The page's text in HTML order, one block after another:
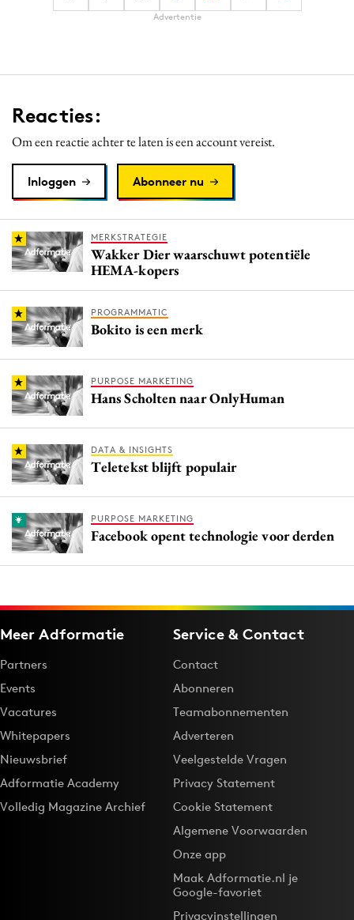
Advertentie
Reacties:
Om een reactie achter te laten is een account vereist.
Inloggen Abonneer nu
MERKSTRATEGIE
Wakker Dier waarschuwt potentiële
HEMA-kopers
PROGRAMMATIC
Bokito is een merk
PURPOSE MARKETING
Hans Scholten naar OnlyHuman
DATA & INSIGHTS
Teletekst blijft populair
PURPOSE MARKETING
Facebook opent technologie voor derden
Meer Adformatie
Partners
Events
Vacatures
Whitepapers
Nieuwsbrief
Adformatie Academy
Volledig Magazine Archief
Service & Contact
Contact
Abonneren
Teamabonnementen
Adverteren
Veelgestelde Vragen
Privacy Statement
Cookie Statement
Algemene Voorwaarden
Onze app
Maak Adformatie.nl je
Google-favoriet
Privacyinstellingen